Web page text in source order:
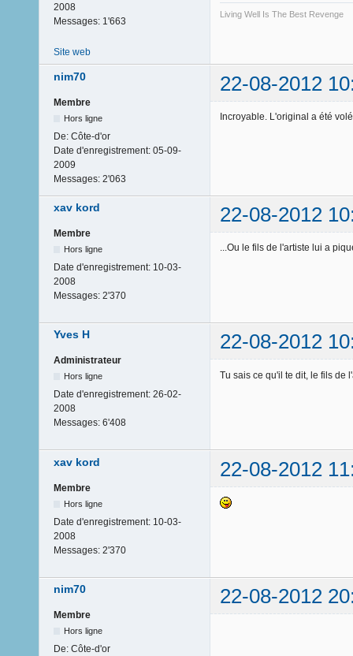
2008
Messages: 1'663
Living Well Is The Best Revenge
Site web
nim70 22-08-2012
Membre
Hors ligne
De: Côte-d'or
Date d'enregistrement: 05-09-
2009
Messages: 2'063
Incroyable. L'original a été
xav kord 22-08-2012
Membre
Hors ligne
Date d'enregistrement: 10-03-
2008
Messages: 2'370
...Ou le fils de l'artiste lui a
Yves H 22-08-2012
Administrateur
Hors ligne
Date d'enregistrement: 26-02-
2008
Messages: 6'408
Tu sais ce qu'il te dit, le fils de
xav kord 22-08-2012
Membre
Hors ligne
Date d'enregistrement: 10-03-
2008
Messages: 2'370
nim70 22-08-2012
Membre
Hors ligne
De: Côte-d'or